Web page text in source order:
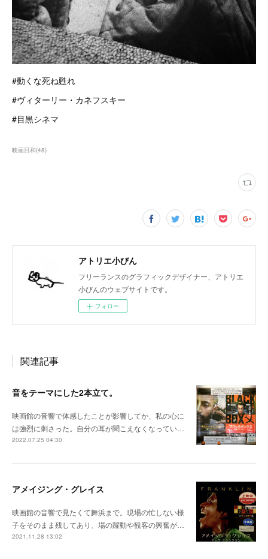
#動くな死ね甦れ
#ヴィターリー・カネフスキー
#目黒シネマ
映画日和(48)
アトリエ小びん
フリーランスのグラフィックデザイナー、アトリエ
小びんのウェブサイトです。
フォロー
関連記事
音をテーマにした2本立て。
映画館の音響で体感したことが影響してか、私の心に
は強烈に刺さった。自分の耳が聞こえなくなってい…
2022.07.25 04:30
アメイジング・グレイス
映画館の音響で見たくて舞浜まで。現場の忙しない様
子をそのまま残してあり、場の躍動や観客の興奮が…
2021.11.28 13:02